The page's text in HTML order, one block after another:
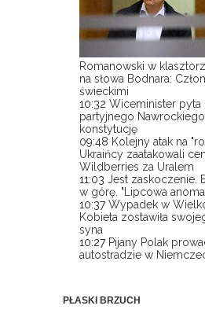
Romanowski w
na słowa Bodnara:
świeckimi
10:32 Wiceminister pyta
partyjnego
konstytucję
09:48 Kolejny atak na
Ukraińcy zaatakowali
Wildberries za Uralem
11:03 Jest zaskoczenie.
w górę. "Lipcowa
10:37 Wypadek w
Kobieta zostawiła
syna
10:27 Pijany Polak
autostradzie w
PŁASKI BRZUCH